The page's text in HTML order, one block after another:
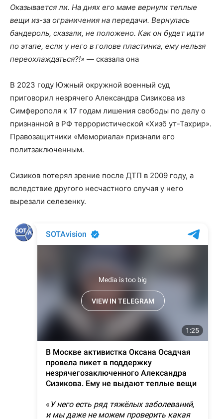
Оказывается ли. На днях его маме вернули теплые
вещи из-за ограничения на передачи. Вернулась
бандероль, сказали, не положено. Как он будет идти
по этапе, если у него в голове пластинка, ему нельзя
переохлаждаться?!» — сказала она
В 2023 году Южный окружной военный суд
приговорил незрячего Александра Сизикова из
Симферополя к 17 годам лишения свободы по делу о
признанной в РФ террористической «Хизб ут-Тахрир».
Правозащитники «Мемориала» признали его
политзаключенным.
Сизиков потерял зрение после ДТП в 2009 году, а
вследствие другого несчастного случая у него
вырезали селезенку.